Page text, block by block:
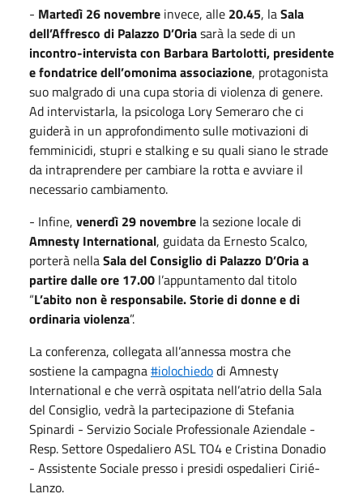
- Martedì 26 novembre invece, alle 20.45, laSala
dell’Affresco di Palazzo D’Oriasarà la sede di un
incontro-intervista con Barbara Bartolotti, presidente
e fondatrice dell’omonima associazione, protagonista
suo malgrado di una cupa storia di violenza di genere.
Ad intervistarla, la psicologa Lory Semeraro che ci
guiderà in un approfondimento sulle motivazioni di
femminicidi, stupri e stalking e su quali siano le strade
da intraprendere per cambiare la rotta e avviare il
necessario cambiamento.
- Infine, venerdì 29 novembre la sezione locale di
Amnesty International, guidata da Ernesto Scalco,
porterà nellaSala del Consiglio di Palazzo D’Oria a
partire dalle ore 17.00 l’appuntamento dal titolo
“L’abito non è responsabile. Storie di donne e di
ordinaria violenza”.
La conferenza, collegata all’annessa mostra che
sostiene la campagna#iolochiedodi Amnesty
International e che verrà ospitata nell’atrio della Sala
del Consiglio, vedrà la partecipazione di Stefania
Spinardi - Servizio Sociale Professionale Aziendale -
Resp. Settore Ospedaliero ASL TO4 e Cristina Donadio
- Assistente Sociale presso i presidi ospedalieri Cirié-
Lanzo.